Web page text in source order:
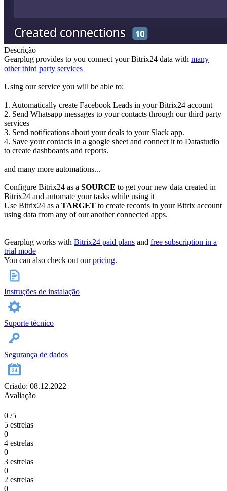
Descrição
Gearplug provides to you connect your Bitrix24 data with many
other third party services
Using our service you will be able to:
1. Automatically create Facebook Leads in your Bitrix24 account
2. Send Whatsapp messages to your contacts through our third party
services
3. Send notifications about your deals to your Slack app.
4. Save your contacts in a google sheet and connect it to Datastudio
to create dashboards and reports.
and many more automations...
Configure Bitrix24 as a SOURCE to get your new data created in
Bitrix24 and automate your tasks while using it
Use Bitrix24 as a TARGET to create records in your Bitrix account
using data from any of our another connected apps.
Gearplug works with Bitrix24 paid plans and free subscription in a
trial mode
You can also check out ourpricing.
Instruções de instalação
Suporte técnico
Segurança de dados
Criado: 08.12.2022
Avaliação
0 /5
5 estrelas
0
4 estrelas
0
3 estrelas
0
2 estrelas
0